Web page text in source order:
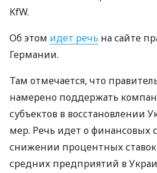
KfW.
Об этом идет речь на сайте
Германии.
Там отмечается, что
намерено поддержать
субъектов в восстановлении
мер. Речь идет о финансовых
снижении процентных
средних предприятий в